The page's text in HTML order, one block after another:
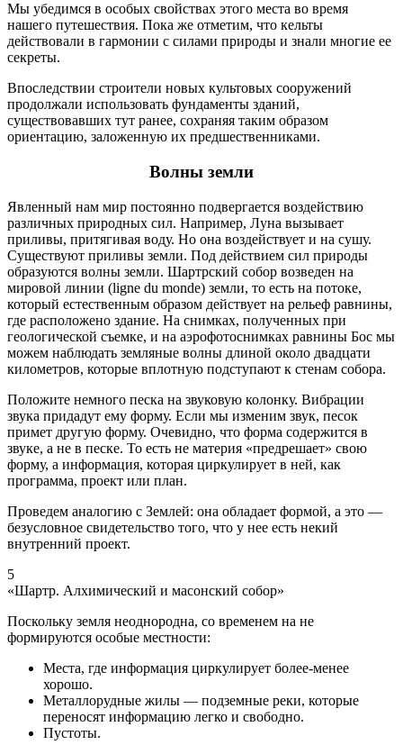
Мы убедимся в особых свойствах этого места во время
нашего путешествия. Пока же отметим, что кельты
действовали в гармонии с силами природы и знали многие ее
секреты.
Впоследствии строители новых культовых сооружений
продолжали использовать фундаменты зданий,
существовавших тут ранее, сохраняя таким образом
ориентацию, заложенную их предшественниками.
Волны земли
Явленный нам мир постоянно подвергается воздействию
различных природных сил. Например, Луна вызывает
приливы, притягивая воду. Но она воздействует и на сушу.
Существуют приливы земли. Под действием сил природы
образуются волны земли. Шартрский собор возведен на
мировой линии (ligne du monde) земли, то есть на потоке,
который естественным образом действует на рельеф равнины,
где расположено здание. На снимках, полученных при
геологической съемке, и на аэрофотоснимках равнины Бос мы
можем наблюдать земляные волны длиной около двадцати
километров, которые вплотную подступают к стенам собора.
Положите немного песка на звуковую колонку. Вибрации
звука придадут ему форму. Если мы изменим звук, песок
примет другую форму. Очевидно, что форма содержится в
звуке, а не в песке. То есть не материя «предрешает» свою
форму, а информация, которая циркулирует в ней, как
программа, проект или план.
Проведем аналогию с Землей: она обладает формой, а это —
безусловное свидетельство того, что у нее есть некий
внутренний проект.
5
«Шартр. Алхимический и масонский собор»
Поскольку земля неоднородна, со временем на не
формируются особые местности:
Места, где информация циркулирует более-менее
хорошо.
Металлорудные жилы — подземные реки, которые
переносят информацию легко и свободно.
Пустоты.